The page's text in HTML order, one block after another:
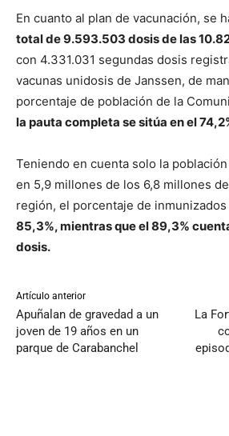
En cuanto al plan de vacunación, se
total de 9.593.503 dosis de las
con 4.331.031 segundas dosis
vacunas unidosis de Janssen, de
porcentaje de población de la
la pauta completa se sitúa en el
Teniendo en cuenta solo la
en 5,9 millones de los 6,8 millones
región, el porcentaje de
85,3%, mientras que el 89,3%
dosis.
Artículo anterior
Apuñalan de gravedad a un
joven de 19 años en un
parque de Carabanchel
La